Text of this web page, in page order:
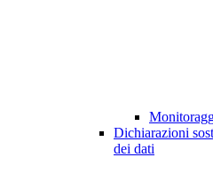
Dichiarazioni
dei dati